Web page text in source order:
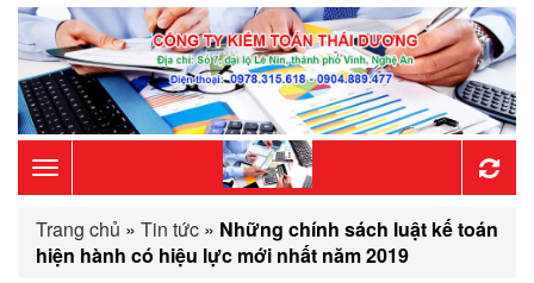
Toggle
navigation
Trang chủ » Tin tức » Những chính sách luật kế toán
hiện hành có hiệu lực mới nhất năm 2019